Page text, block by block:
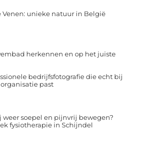
Venen: unieke natuur in België
herkennen en op het juiste
bedrijfsfotografie die echt bij
past
weer soepel en pijnvrij bewegen?
fysiotherapie in Schijndel